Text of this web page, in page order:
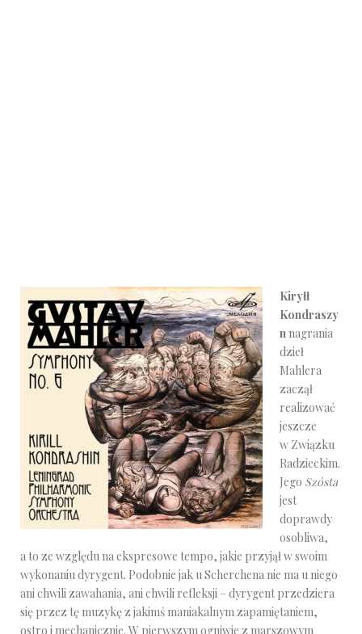
Kiryłł
Kondraszy
n nagrania
dzieł
Mahlera
zaczął
realizować
jeszcze
w Związku
Radzieckim.
Jego Szósta
jest
doprawdy
osobliwa,
a to ze względu na ekspresowe tempo, jakie przyjął w swoim
wykonaniu dyrygent. Podobnie jak u Scherchena nie ma u niego
ani chwili zawahania, ani chwili refleksji – dyrygent przedziera
się przez tę muzykę z jakimś maniakalnym zapamiętaniem,
ostro i mechanicznie. W pierwszym ogniwie z marszowym